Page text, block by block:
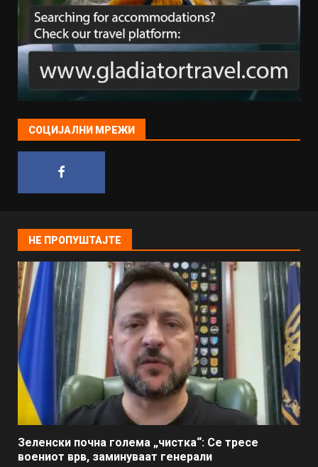
СОЦИЈАЛНИ МРЕЖИ
НЕ ПРОПУШТАЈТЕ
Зеленски почна голема „чистка“: Се тресе
воениот врв, заминуваат генерали